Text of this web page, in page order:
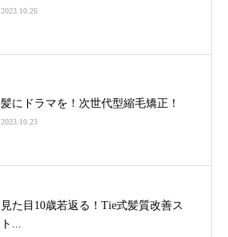
2023.10.26
髪にドラマを！次世代型縮毛矯正！
2023.10.23
見た目10歳若返る！Tie式髪質改善ス
ト...